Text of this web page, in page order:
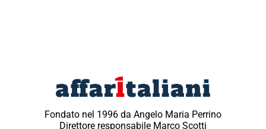
Fondato nel 1996 da Angelo Maria Perrino
Direttore responsabile Marco Scotti